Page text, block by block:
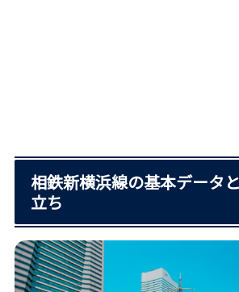
相鉄新横浜線の基本データ
立ち